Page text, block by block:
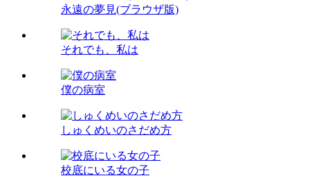
永遠の夢見(ブラウザ版)
それでも、私は
僕の病室
しゅくめいのさだめ方
校底にいる女の子